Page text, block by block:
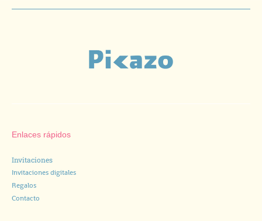
Enlaces rápidos
Invitaciones
Invitaciones digitales
Regalos
Contacto